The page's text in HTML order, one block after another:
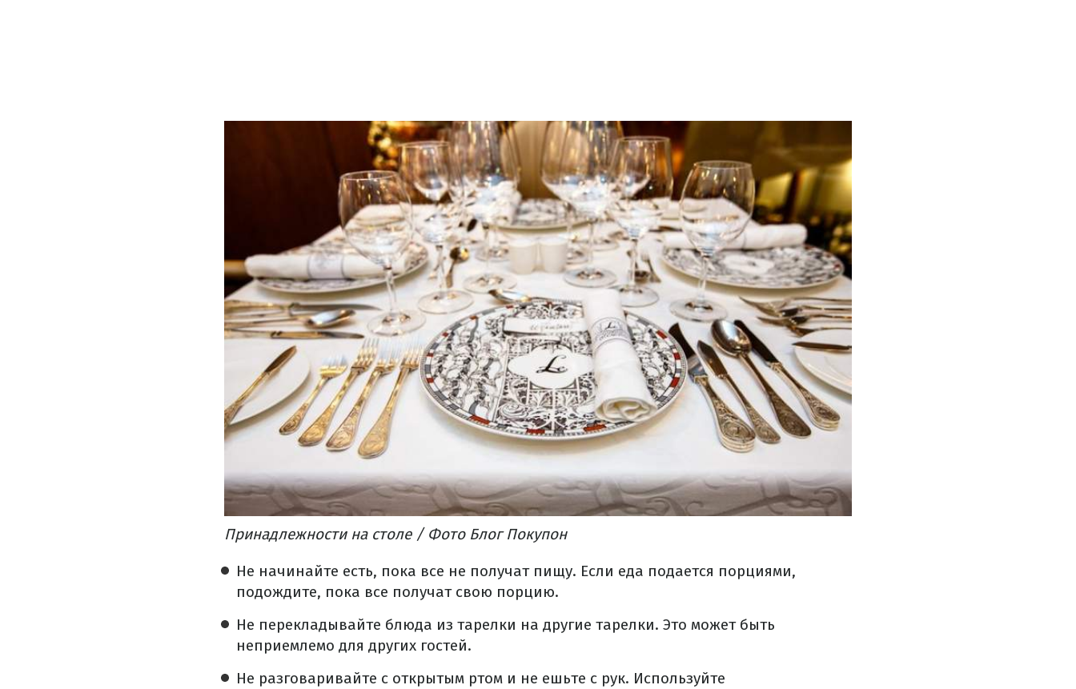
Принадлежности на столе / Фото Блог Покупон
Не начинайте есть, пока все не получат пищу. Если еда подается порциями,
подождите, пока все получат свою порцию.
Не перекладывайте блюда из тарелки на другие тарелки. Это может быть
неприемлемо для других гостей.
Не разговаривайте с открытым ртом и не ешьте с рук. Используйте